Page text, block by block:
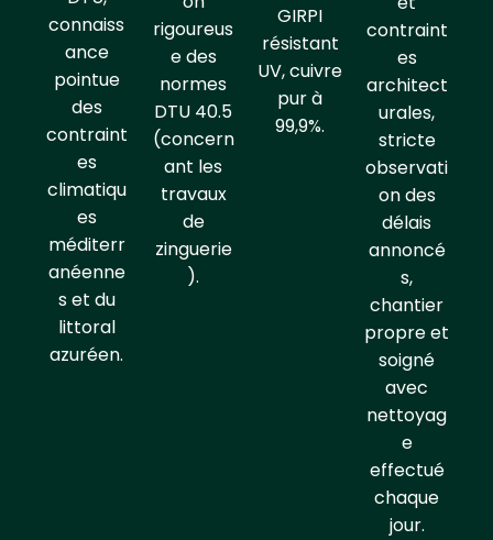
connaiss
ance
pointue
des
contraint
es
climatiqu
es
méditerr
anéenne
s et du
littoral
azuréen.
rigoureus
e des
normes
DTU 40.5
(concern
ant les
travaux
de
zinguerie
).
GIRPI
résistant
UV, cuivre
pur à
99,9%.
contraint
es
architect
urales,
stricte
observati
on des
délais
annoncé
s,
chantier
propre et
soigné
avec
nettoyag
e
effectué
chaque
jour.